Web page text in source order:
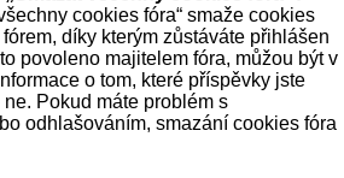
cookies fóra“ smaže cookies
díky kterým zůstáváte přihlášen
povoleno majitelem fóra, můžou být v
o tom, které příspěvky jste
Pokud máte problém s
odhlašováním, smazání cookies fóra